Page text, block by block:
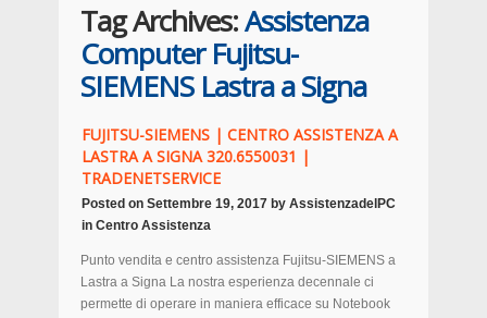
Tag Archives:Assistenza
Computer Fujitsu-
SIEMENS Lastra a Signa
FUJITSU-SIEMENS | CENTRO ASSISTENZA A
LASTRA A SIGNA 320.6550031 |
TRADENETSERVICE
Posted on Settembre 19, 2017 by AssistenzadelPC
in Centro Assistenza
Punto vendita e centro assistenza Fujitsu-SIEMENS a
Lastra a Signa La nostra esperienza decennale ci
permette di operare in maniera efficace su Notebook